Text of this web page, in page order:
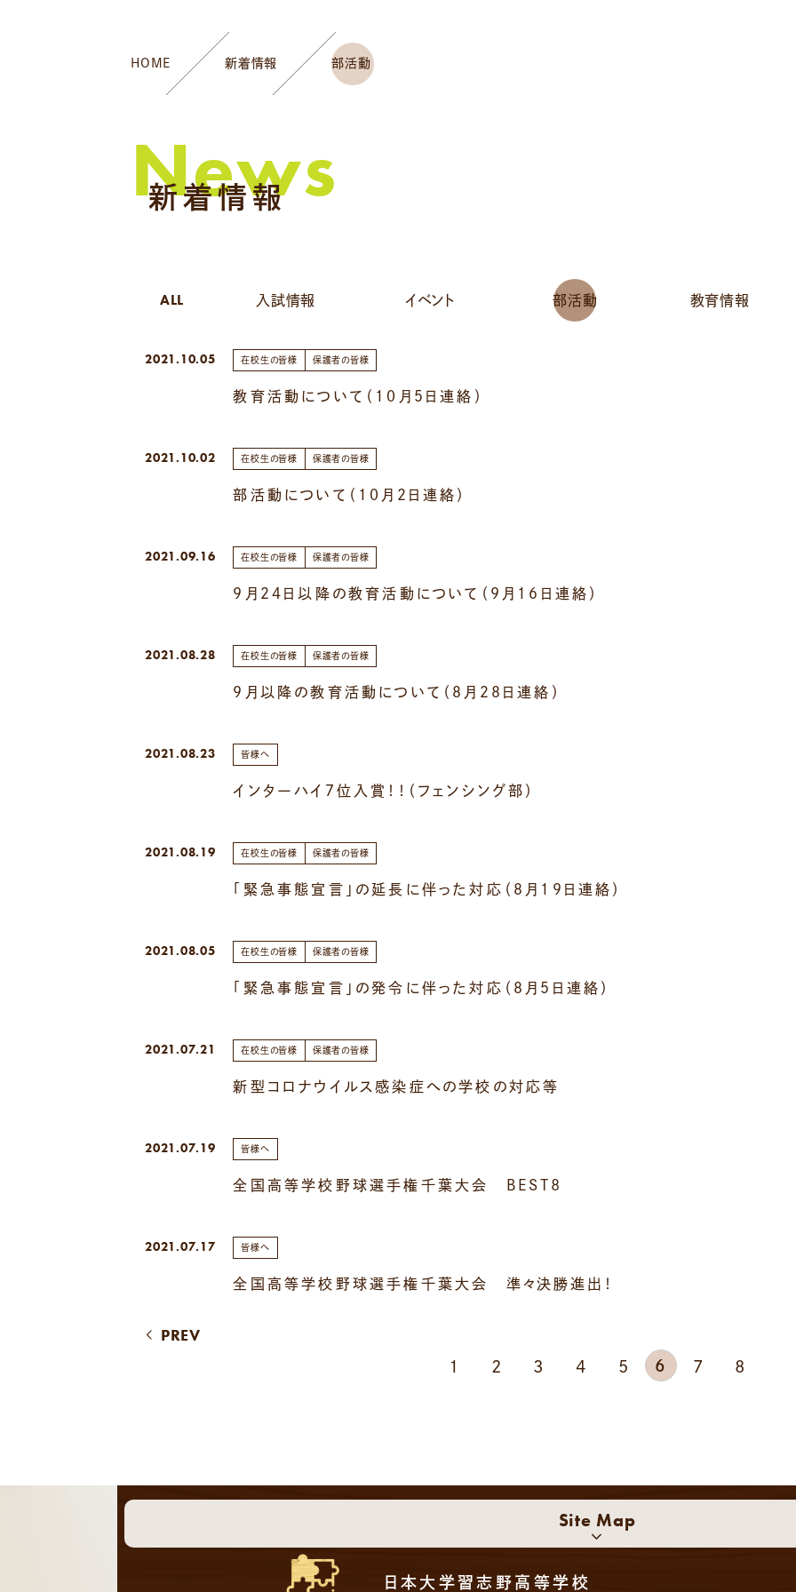
HOME 新着情報 部活動
新着情報
News
ALL 入試情報 イベント 部活動 教育情報
2021.10.05 在校生の皆様 保護者の皆様
教育活動について（１０月５日連絡）
2021.10.02 在校生の皆様 保護者の皆様
部活動について（１０月２日連絡）
2021.09.16 在校生の皆様 保護者の皆様
９月２４日以降の教育活動について（９月１６日連絡）
2021.08.28 在校生の皆様 保護者の皆様
９月以降の教育活動について（８月２８日連絡）
2021.08.23 皆様へ
インターハイ７位入賞！！（フェンシング部）
2021.08.19 在校生の皆様 保護者の皆様
「緊急事態宣言」の延長に伴った対応（８月１９日連絡）
2021.08.05 在校生の皆様 保護者の皆様
「緊急事態宣言」の発令に伴った対応（８月５日連絡）
2021.07.21 在校生の皆様 保護者の皆様
新型コロナウイルス感染症への学校の対応等
2021.07.19 皆様へ
全国高等学校野球選手権千葉大会 BEST8
2021.07.17 皆様へ
全国高等学校野球選手権千葉大会 準々決勝進出！
PREV
1 2 3 4 5 6 7 8
Site Map
日本大学習志野高等学校